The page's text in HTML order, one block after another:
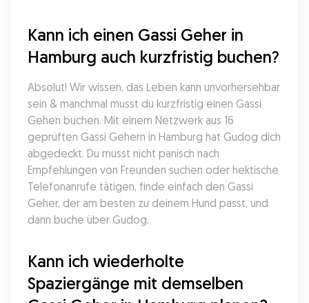
Kann ich einen Gassi Geher in
Hamburg auch kurzfristig buchen?
Absolut! Wir wissen, das Leben kann unvorhersehbar
sein & manchmal musst du kurzfristig einen Gassi
Gehen buchen. Mit einem Netzwerk aus 16
geprüften Gassi Gehern in Hamburg hat Gudog dich
abgedeckt. Du musst nicht panisch nach
Empfehlungen von Freunden suchen oder hektische
Telefonanrufe tätigen, finde einfach den Gassi
Geher, der am besten zu deinem Hund passt, und
dann buche über Gudog.
Kann ich wiederholte
Spaziergänge mit demselben